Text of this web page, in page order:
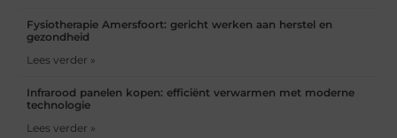
Fysiotherapie Amersfoort: gericht werken aan herstel en
gezondheid
Lees verder »
Infrarood panelen kopen: efficiënt verwarmen met moderne
technologie
Lees verder »